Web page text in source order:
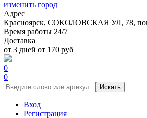
изменить город
Адрес
Красноярск, СОКОЛОВСКАЯ УЛ, 78,
Время работы 24/7
Доставка
от 3 дней от 170 руб
0
0
Искать
Вход
Регистрация